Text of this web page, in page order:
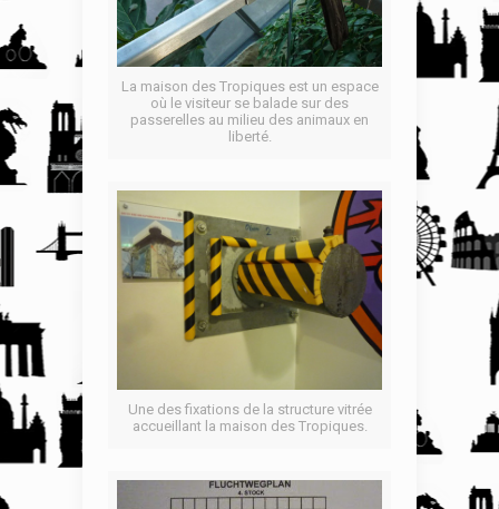
La maison des Tropiques est un espace
où le visiteur se balade sur des
passerelles au milieu des animaux en
liberté.
Une des fixations de la structure vitrée
accueillant la maison des Tropiques.